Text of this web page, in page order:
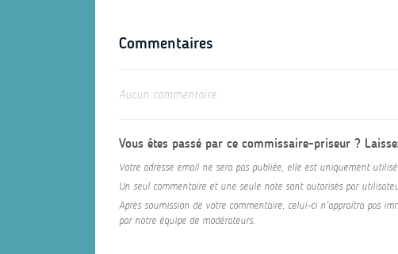
Commentaires
Aucun commentaire.
Vous êtes passé par ce commissaire-priseur ?
Votre adresse email ne sera pas publiée, elle est uniquement
Un seul commentaire et une seule note sont autorisés par
Après soumission de votre commentaire, celui-ci n'appraitra pas
par notre équipe de modérateurs.